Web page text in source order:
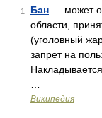
1 Бан — может
области,
(уголовный
запрет на
Википедия